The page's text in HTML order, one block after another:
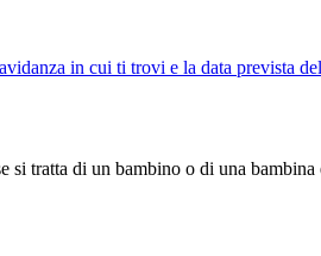
in cui ti trovi e la data prevista
si tratta di un bambino o di una